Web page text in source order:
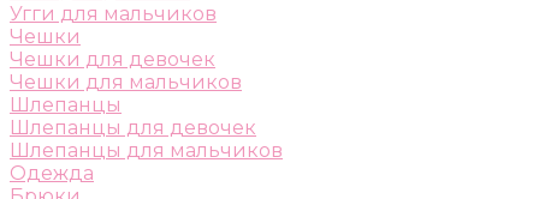
Угги для мальчиков
Чешки
Чешки для девочек
Чешки для мальчиков
Шлепанцы
Шлепанцы для девочек
Шлепанцы для мальчиков
Одежда